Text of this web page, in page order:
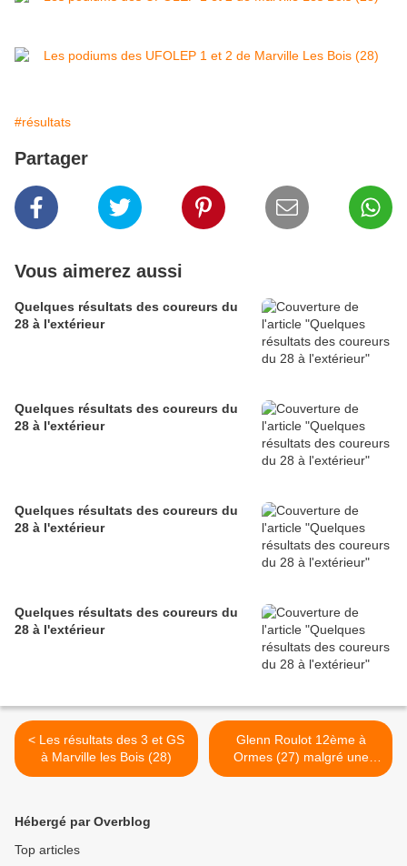
#résultats
Partager
Vous aimerez aussi
Quelques résultats des coureurs du
28 à l'extérieur
Quelques résultats des coureurs du
28 à l'extérieur
Quelques résultats des coureurs du
28 à l'extérieur
Quelques résultats des coureurs du
28 à l'extérieur
< Les résultats des 3 et GS
à Marville les Bois (28)
Glenn Roulot 12ème à
Ormes (27) malgré une
chute >
Hébergé par Overblog
Top articles